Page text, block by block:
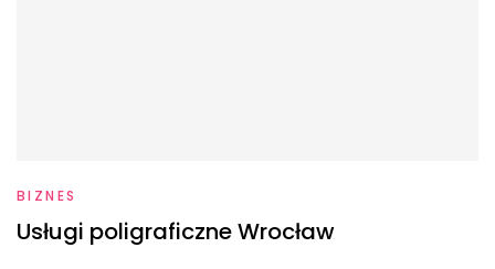
BIZNES
Usługi poligraficzne Wrocław